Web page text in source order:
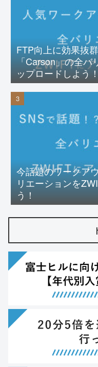
FTP向上に効果抜
「Carson」の全
ップロードしよう！
今話題のワークア
リエーションを
う！